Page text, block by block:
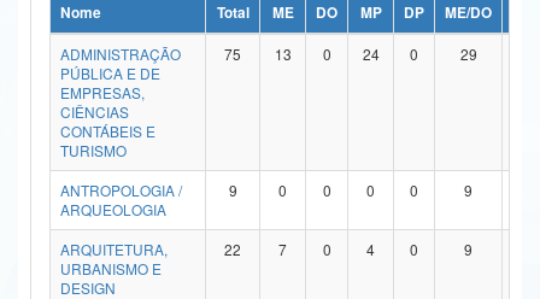
Ministério da Ciência, Tecnologia, Inovações e Comunicações
Ministério do Meio Ambiente
Ministério do Turismo
Ministério do Desenvolvimento Regional
Controladoria-Geral da União
Ministério da Mulher, da Família e dos Direitos Humanos
Nome Total ME DO MP DP ME/DO
ADMINISTRAÇÃO
PÚBLICA E DE
EMPRESAS,
CIÊNCIAS
CONTÁBEIS E
TURISMO
75 13 0 24 0 29
ANTROPOLOGIA /
ARQUEOLOGIA
9 0 0 0 0 9
ARQUITETURA,
URBANISMO E
DESIGN
22 7 0 4 0 9